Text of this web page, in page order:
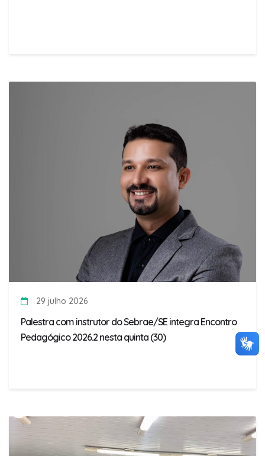
29 julho 2026
Palestra com instrutor do Sebrae/SE integra Encontro
Pedagógico 2026.2 nesta quinta (30)